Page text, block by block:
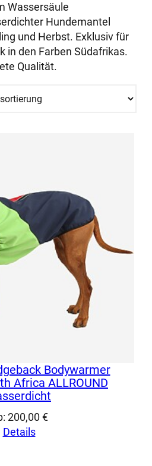
Wassersäule
Hundemantel
und Herbst. Exklusiv für
in den Farben Südafrikas.
Qualität.
Bodywarmer
Africa ALLROUND
200,00 €
Details